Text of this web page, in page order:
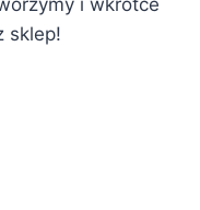
sklep!